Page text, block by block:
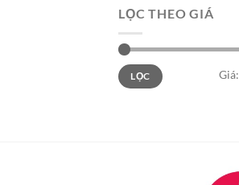
LỌC THEO GIÁ
Giá
tối
thiểu
Giá
tối
đa
LỌC Giá: